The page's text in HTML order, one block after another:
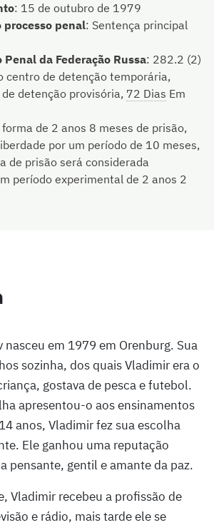
: 15 de outubro de 1979
penal: Sentença principal
da Federação Russa: 282.2 (2)
centro de detenção temporária,
detenção provisória, 72 Dias Em
de 2 anos 8 meses de prisão,
por um período de 10 meses,
de prisão será considerada
período experimental de 2 anos 2
nasceu em 1979 em Orenburg. Sua
sozinha, dos quais Vladimir era o
gostava de pesca e futebol.
apresentou-o aos ensinamentos
anos, Vladimir fez sua escolha
Ele ganhou uma reputação
pensante, gentil e amante da paz.
Vladimir recebeu a profissão de
e rádio, mais tarde ele se